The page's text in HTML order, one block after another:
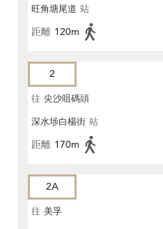
旺角塘尾道 站
距離 120m
2
往 尖沙咀碼頭
深水埗白楊街 站
距離 170m
2A
往 美孚